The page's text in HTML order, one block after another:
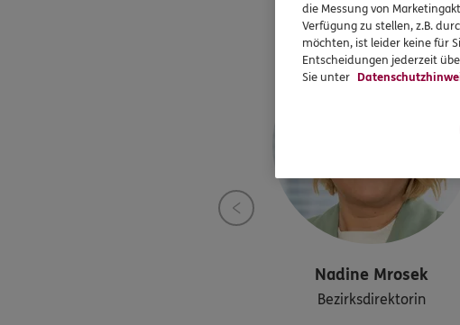
Nadine Mrosek
Bezirksdirektorin
die Messung von
Verfügung zu stellen, z.B.
möchten, ist leider keine für
Entscheidungen jederzeit
Sie unter